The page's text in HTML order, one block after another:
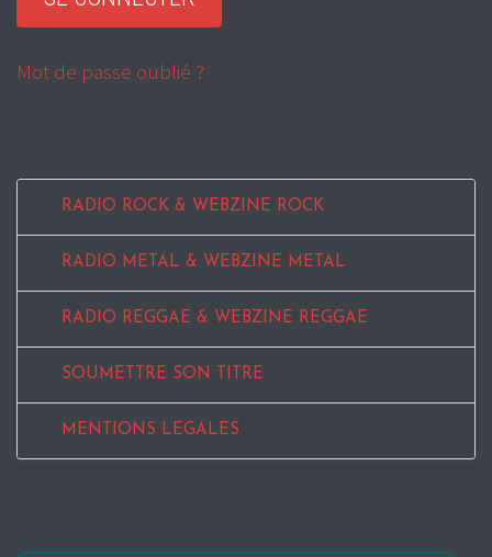
Mot de passe oublié ?
RADIO ROCK & WEBZINE ROCK
RADIO METAL & WEBZINE METAL
RADIO REGGAE & WEBZINE REGGAE
SOUMETTRE SON TITRE
MENTIONS LEGALES